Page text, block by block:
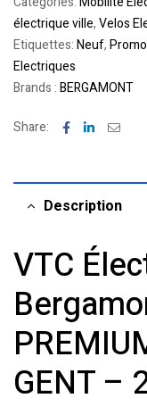
électrique ville,Velos
Etiquettes:Neuf,
Electriques
Brands :BERGAMONT
Share: Facebook
LinkedinEmail
Description
VTC
GENT –